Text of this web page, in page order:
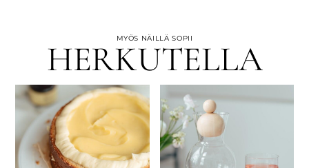
MYÖS NÄILLÄ SOPII
HERKUTELLA